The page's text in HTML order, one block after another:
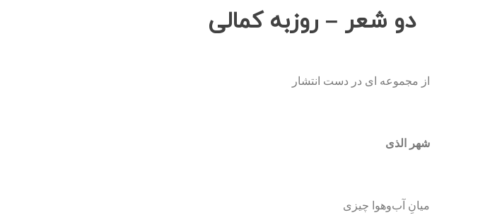
دو شعر – روزبه کمالی
از مجموعه ای در دست انتشار
شهر الذی
میانِ آب‌وهوا چیزی